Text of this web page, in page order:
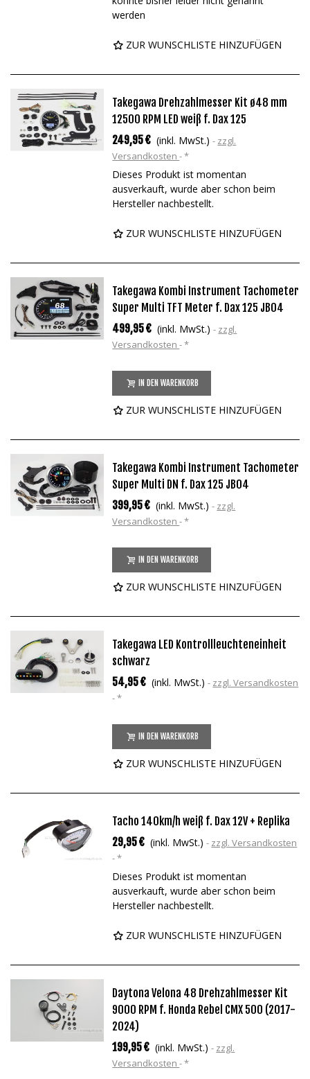
werden
ZUR WUNSCHLISTE HINZUFÜGEN
Takegawa Drehzahlmesser Kit ø48 mm
12500 RPM LED weiß f. Dax 125
249,95 € (inkl. MwSt.)
zzgl.
Versandkosten *
Dieses Produkt ist momentan
ausverkauft, wurde aber schon beim
Hersteller nachbestellt.
ZUR WUNSCHLISTE HINZUFÜGEN
Takegawa Kombi Instrument Tachometer
Super Multi TFT Meter f. Dax 125 JB04
499,95 € (inkl. MwSt.)
zzgl.
Versandkosten *
IN DEN WARENKORB
ZUR WUNSCHLISTE HINZUFÜGEN
Takegawa Kombi Instrument Tachometer
Super Multi DN f. Dax 125 JB04
399,95 € (inkl. MwSt.)
zzgl.
Versandkosten *
IN DEN WARENKORB
ZUR WUNSCHLISTE HINZUFÜGEN
Takegawa LED Kontrollleuchteneinheit
schwarz
54,95 € (inkl. MwSt.)
zzgl. Versandkosten
*
IN DEN WARENKORB
ZUR WUNSCHLISTE HINZUFÜGEN
Tacho 140km/h weiß f. Dax 12V + Replika
29,95 € (inkl. MwSt.)
zzgl. Versandkosten
*
Dieses Produkt ist momentan
ausverkauft, wurde aber schon beim
Hersteller nachbestellt.
ZUR WUNSCHLISTE HINZUFÜGEN
Daytona Velona 48 Drehzahlmesser Kit
9000 RPM f. Honda Rebel CMX 500 (2017-
2024)
199,95 € (inkl. MwSt.)
zzgl.
Versandkosten *